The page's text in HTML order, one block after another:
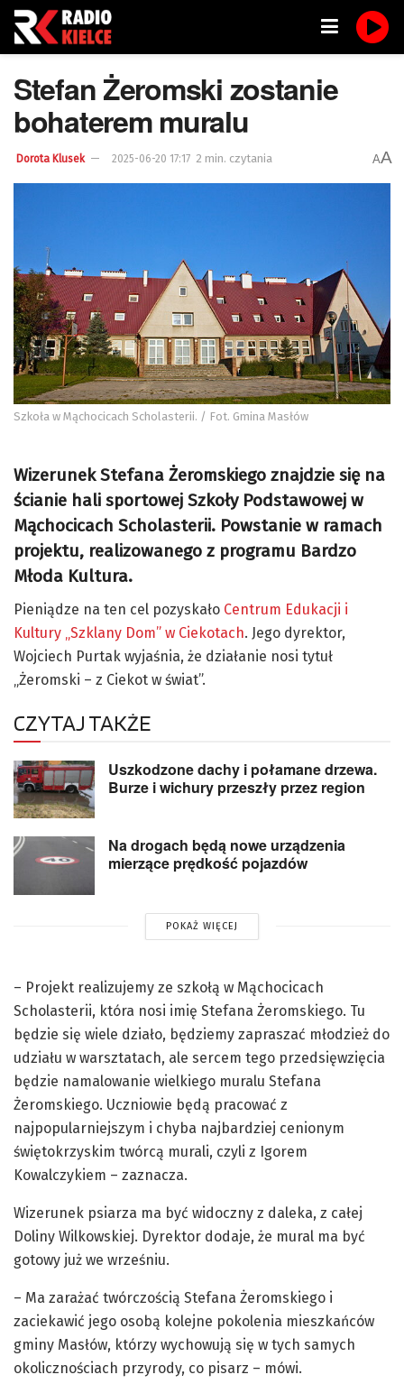
Stefan Żeromski zostanie
bohaterem muralu
Dorota Klusek 2025-06-20 17:17 2 min. czytania AA
Szkoła w Mąchocicach Scholasterii. / Fot. Gmina Masłów
Wizerunek Stefana Żeromskiego znajdzie się na
ścianie hali sportowej Szkoły Podstawowej w
Mąchocicach Scholasterii. Powstanie w ramach
projektu, realizowanego z programu Bardzo
Młoda Kultura.
Pieniądze na ten cel pozyskało Centrum Edukacji i
Kultury „Szklany Dom” w Ciekotach. Jego dyrektor,
Wojciech Purtak wyjaśnia, że działanie nosi tytuł
„Żeromski – z Ciekot w świat”.
CZYTAJ TAKŻE
Uszkodzone dachy i połamane drzewa.
Burze i wichury przeszły przez region
Na drogach będą nowe urządzenia
mierzące prędkość pojazdów
POKAŻ WIĘCEJ
– Projekt realizujemy ze szkołą w Mąchocicach
Scholasterii, która nosi imię Stefana Żeromskiego. Tu
będzie się wiele działo, będziemy zapraszać młodzież do
udziału w warsztatach, ale sercem tego przedsięwzięcia
będzie namalowanie wielkiego muralu Stefana
Żeromskiego. Uczniowie będą pracować z
najpopularniejszym i chyba najbardziej cenionym
świętokrzyskim twórcą murali, czyli z Igorem
Kowalczykiem – zaznacza.
Wizerunek psiarza ma być widoczny z daleka, z całej
Doliny Wilkowskiej. Dyrektor dodaje, że mural ma być
gotowy już we wrześniu.
– Ma zarażać twórczością Stefana Żeromskiego i
zaciekawić jego osobą kolejne pokolenia mieszkańców
gminy Masłów, którzy wychowują się w tych samych
okolicznościach przyrody, co pisarz – mówi.